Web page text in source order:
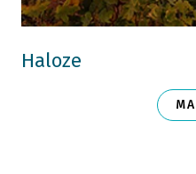
Haloze